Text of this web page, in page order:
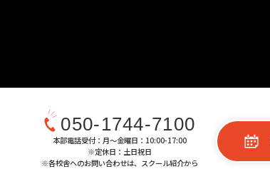
050-1744-7100
本部電話受付：月〜金曜日：10:00-17:00
※定休日：土日祝日
※各校舎へのお問い合わせは、スクール紹介から